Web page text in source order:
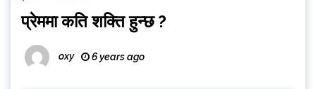
प्रेममा कति शक्ति हुन्छ ?
oxy 6 years ago